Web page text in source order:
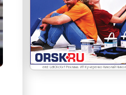
erid: LdtCKcXxf Реклама. ИП Кучеренко Николай